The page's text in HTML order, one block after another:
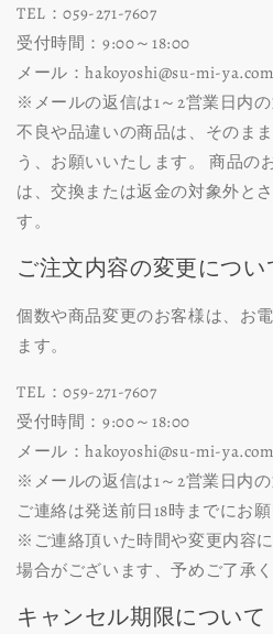
TEL：059-271-7607
受付時間：9:00～18:00
メール：hakoyoshi@su-mi-ya.com
※メールの返信は1～2営業日内の
不良や品違いの商品は、そのま
う、お願いいたします。 商品の
は、交換または返金の対象外と
す。
ご注文内容の変更につい
個数や商品変更のお客様は、お
ます。
TEL：059-271-7607
受付時間：9:00～18:00
メール：hakoyoshi@su-mi-ya.com
※メールの返信は1～2営業日内
ご連絡は発送前日18時までにお願
※ご連絡頂いた時間や変更内容
場合がございます、予めご了承く
キャンセル期限について